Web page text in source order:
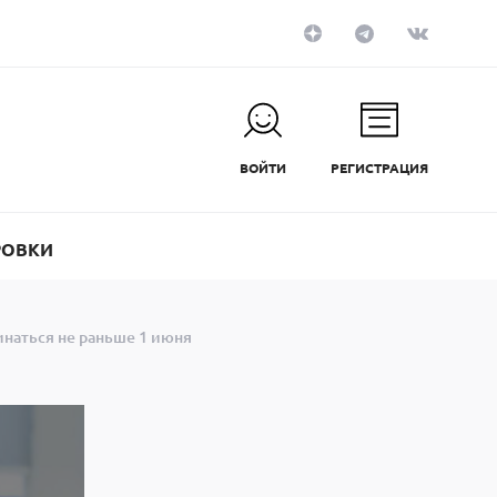
ВОЙТИ РЕГИСТРАЦИЯ
не раньше 1 июня